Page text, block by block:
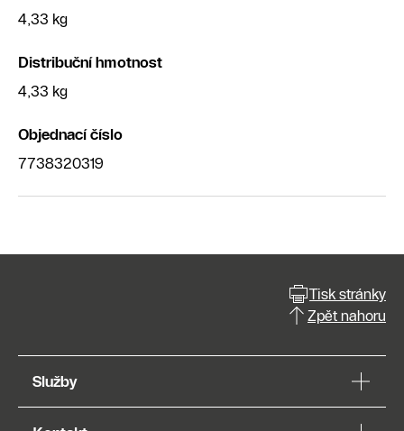
4,33 kg
Distribuční hmotnost
4,33 kg
Objednací číslo
7738320319
Tisk stránky
Zpět nahoru
Služby